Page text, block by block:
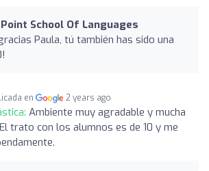
School Of Languages
Paula, tú también has sido una
en 2 years ago
Ambiente muy agradable y mucha
trato con los alumnos es de 10 y me